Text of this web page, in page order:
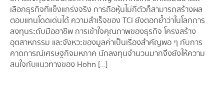
เลือกธุรกิจที่แข็งแกร่งจริง การถือหุ้นไม่กี่ตัวก็สามารถสร้างผล
ตอบแทนโดดเด่นได้ ความสำเร็จของ TCI ยังตอกย้ำว่าในโลกการ
ลงทุนระดับมืออาชีพ การเข้าใจคุณภาพของธุรกิจ โครงสร้าง
อุตสาหกรรม และจังหวะของมูลค่าเป็นเรื่องสำคัญพอ ๆ กับการ
คาดการณ์เศรษฐกิจมหภาค นักลงทุนจำนวนมากจึงยังให้ความ
สนใจกับแนวทางของ Hohn […]